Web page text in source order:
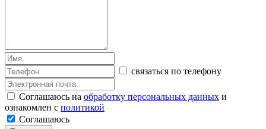
связаться по телефону
Соглашаюсь на обработку персональных данных и
ознакомлен с политикой
Соглашаюсь